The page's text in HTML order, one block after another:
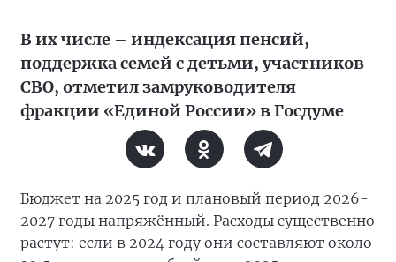
В их числе – индексация пенсий,
поддержка семей с детьми, участников
СВО, отметил замруководителя
фракции «Единой России» в Госдуме
Бюджет на 2025 год и плановый период 2026-
2027 годы напряжённый. Расходы существенно
растут: если в 2024 году они составляют около